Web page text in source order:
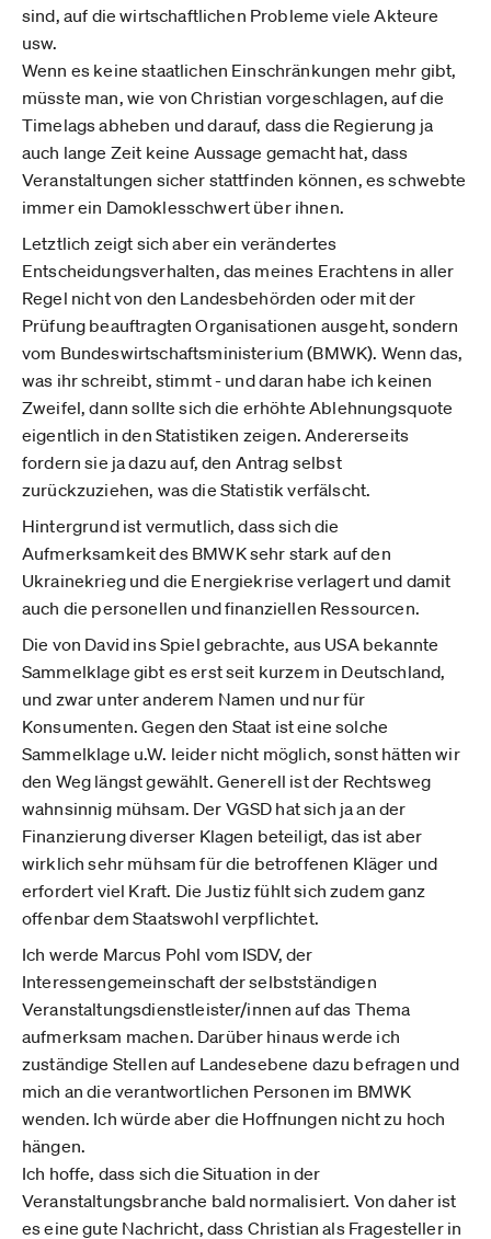
sind, auf die wirtschaftlichen Probleme viele Akteure
usw.
Wenn es keine staatlichen Einschränkungen mehr gibt,
müsste man, wie von Christian vorgeschlagen, auf die
Timelags abheben und darauf, dass die Regierung ja
auch lange Zeit keine Aussage gemacht hat, dass
Veranstaltungen sicher stattfinden können, es schwebte
immer ein Damoklesschwert über ihnen.
Letztlich zeigt sich aber ein verändertes
Entscheidungsverhalten, das meines Erachtens in aller
Regel nicht von den Landesbehörden oder mit der
Prüfung beauftragten Organisationen ausgeht, sondern
vom Bundeswirtschaftsministerium (BMWK). Wenn das,
was ihr schreibt, stimmt - und daran habe ich keinen
Zweifel, dann sollte sich die erhöhte Ablehnungsquote
eigentlich in den Statistiken zeigen. Andererseits
fordern sie ja dazu auf, den Antrag selbst
zurückzuziehen, was die Statistik verfälscht.
Hintergrund ist vermutlich, dass sich die
Aufmerksamkeit des BMWK sehr stark auf den
Ukrainekrieg und die Energiekrise verlagert und damit
auch die personellen und finanziellen Ressourcen.
Die von David ins Spiel gebrachte, aus USA bekannte
Sammelklage gibt es erst seit kurzem in Deutschland,
und zwar unter anderem Namen und nur für
Konsumenten. Gegen den Staat ist eine solche
Sammelklage u.W. leider nicht möglich, sonst hätten wir
den Weg längst gewählt. Generell ist der Rechtsweg
wahnsinnig mühsam. Der VGSD hat sich ja an der
Finanzierung diverser Klagen beteiligt, das ist aber
wirklich sehr mühsam für die betroffenen Kläger und
erfordert viel Kraft. Die Justiz fühlt sich zudem ganz
offenbar dem Staatswohl verpflichtet.
Ich werde Marcus Pohl vom ISDV, der
Interessengemeinschaft der selbstständigen
Veranstaltungsdienstleister/innen auf das Thema
aufmerksam machen. Darüber hinaus werde ich
zuständige Stellen auf Landesebene dazu befragen und
mich an die verantwortlichen Personen im BMWK
wenden. Ich würde aber die Hoffnungen nicht zu hoch
hängen.
Ich hoffe, dass sich die Situation in der
Veranstaltungsbranche bald normalisiert. Von daher ist
es eine gute Nachricht, dass Christian als Fragesteller in